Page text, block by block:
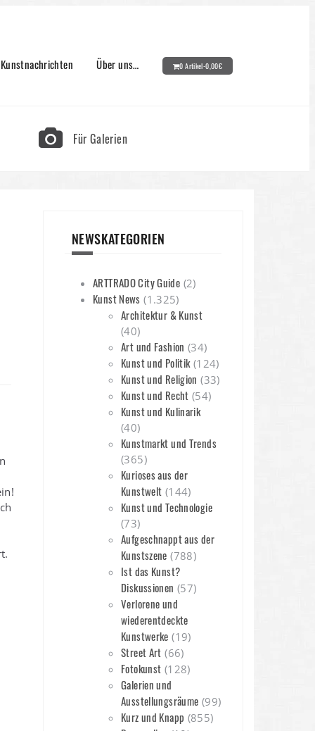
Kunstnachrichten Über uns… 0 Artikel-0,00€
Für Galerien
NEWSKATEGORIEN
ARTTRADO City Guide (2)
Kunst News (1.325)
Architektur & Kunst
(40)
Art und Fashion (34)
Kunst und Politik(124)
Kunst und Religion (33)
Kunst und Recht (54)
Kunst und Kulinarik
(40)
Kunstmarkt und Trends
(365)
Kurioses aus der
Kunstwelt (144)
Kunst und Technologie
(73)
Aufgeschnappt aus der
Kunstszene (788)
Ist das Kunst?
Diskussionen (57)
Verlorene und
wiederentdeckte
Kunstwerke (19)
Street Art (66)
Fotokunst (128)
Galerien und
Ausstellungsräume (99)
Kurz und Knapp (855)